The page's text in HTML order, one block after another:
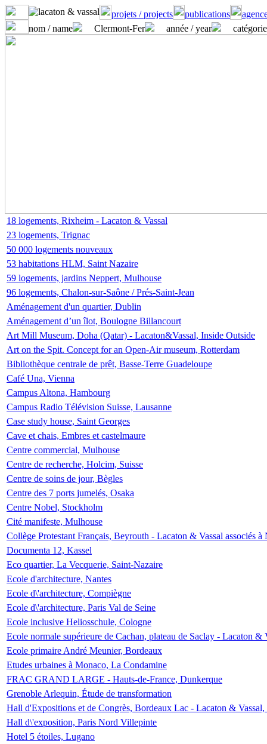
projets / projects publications
nom / name
Clermont-Fer année / year
18 logements, Rixheim - Lacaton & Vassal
23 logements, Trignac
50 000 logements nouveaux
53 habitations HLM, Saint Nazaire
59 logements, jardins Neppert, Mulhouse
96 logements, Chalon-sur-Saône / Prés-Saint-Jean
Aménagement d'un quartier, Dublin
Aménagement d’un îlot, Boulogne Billancourt
Art Mill Museum, Doha (Qatar) - Lacaton&Vassal, Inside Outside
Art on the Spit. Concept for an Open-Air museum, Rotterdam
Bibliothèque centrale de prêt, Basse-Terre Guadeloupe
Café Una, Vienna
Campus Altona, Hambourg
Campus Radio Télévision Suisse, Lausanne
Case study house, Saint Georges
Cave et chais, Embres et castelmaure
Centre commercial, Mulhouse
Centre de recherche, Holcim, Suisse
Centre de soins de jour, Bègles
Centre des 7 ports jumelés, Osaka
Centre Nobel, Stockholm
Cité manifeste, Mulhouse
Collège Protestant Français, Beyrouth - Lacaton & Vassal associés
Documenta 12, Kassel
Eco quartier, La Vecquerie, Saint-Nazaire
Ecole d'architecture, Nantes
Ecole d\'architecture, Compiègne
Ecole d\'architecture, Paris Val de Seine
Ecole inclusive Heliosschule, Cologne
Ecole normale supérieure de Cachan, plateau de Saclay - Lacaton &
Ecole primaire André Meunier, Bordeaux
Etudes urbaines à Monaco, La Condamine
FRAC GRAND LARGE - Hauts-de-France, Dunkerque
Grenoble Arlequin, Étude de transformation
Hall d'Expositions et de Congrès, Bordeaux Lac - Lacaton &
Hall d\'exposition, Paris Nord Villepinte
Hotel 5 étoiles, Lugano